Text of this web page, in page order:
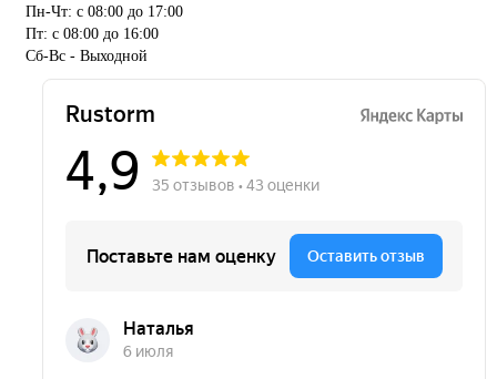
Пн-Чт: с 08:00 до 17:00
Пт: с 08:00 до 16:00
Сб-Вс - Выходной